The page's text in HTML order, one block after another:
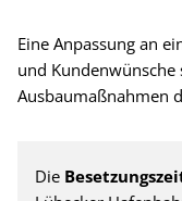
Eine Anpassung an
und
Ausbaumaßnahmen
Die